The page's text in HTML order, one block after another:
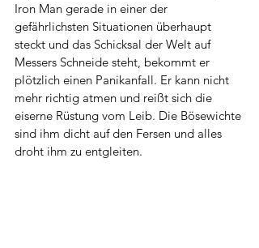
Iron Man gerade in einer der
gefährlichsten Situationen überhaupt
steckt und das Schicksal der Welt auf
Messers Schneide steht, bekommt er
plötzlich einen Panikanfall. Er kann nicht
mehr richtig atmen und reißt sich die
eiserne Rüstung vom Leib. Die Bösewichte
sind ihm dicht auf den Fersen und alles
droht ihm zu entgleiten.